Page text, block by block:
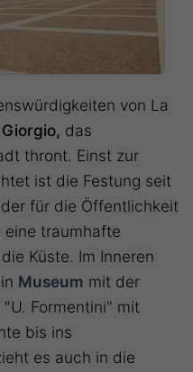
von La
das
thront. Einst zur
ist die Festung seit
für die Öffentlichkeit
traumhafte
Küste. Im Inneren
Museum mit der
Formentini" mit
bis ins
es auch in die